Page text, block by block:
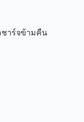
ชาร์จข้ามคืน